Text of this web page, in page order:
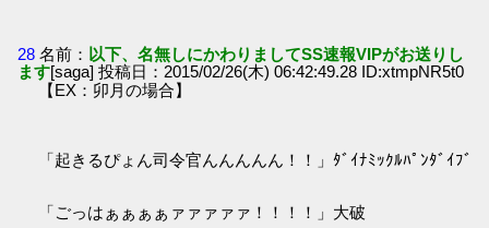
28 名前： 以下、名無しにかわりましてSS速報VIPがお送りし
ます[saga] 投稿日：2015/02/26(木) 06:42:49.28 ID:xtmpNR5t0
【EX：卯月の場合】
「起きるぴょん司令官んんんんん！！」ﾀﾞｲﾅﾐｯｸﾙﾊﾟﾝﾀﾞｲﾌﾞ
「ごっはぁぁぁぁァァァァァ！！！！」大破